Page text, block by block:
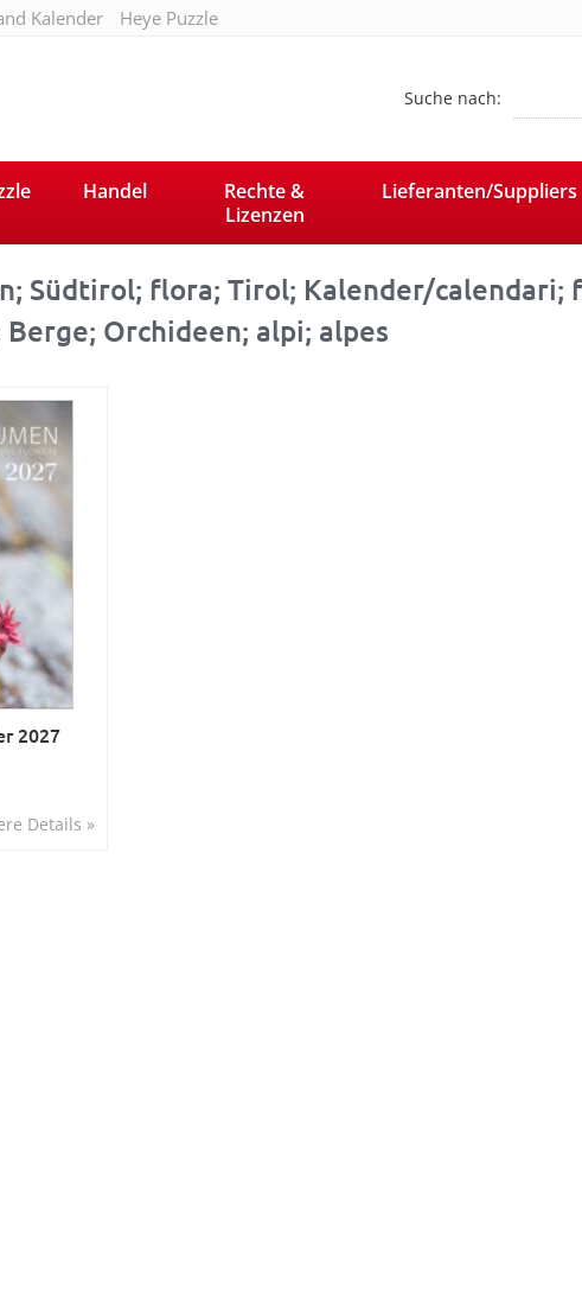
Kalender Heye Puzzle
Suche nach:
Handel
Rechte &
Lizenzen
Lieferanten/Suppliers
Südtirol; flora; Tirol; Kalender/calendari;
Orchideen; alpi; alpes
2027
Details »